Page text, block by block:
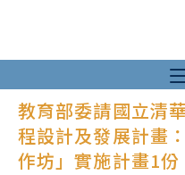
至
主
要
內
容
教育部委請國立清
程設計及發展計畫
作坊」實施計畫1份